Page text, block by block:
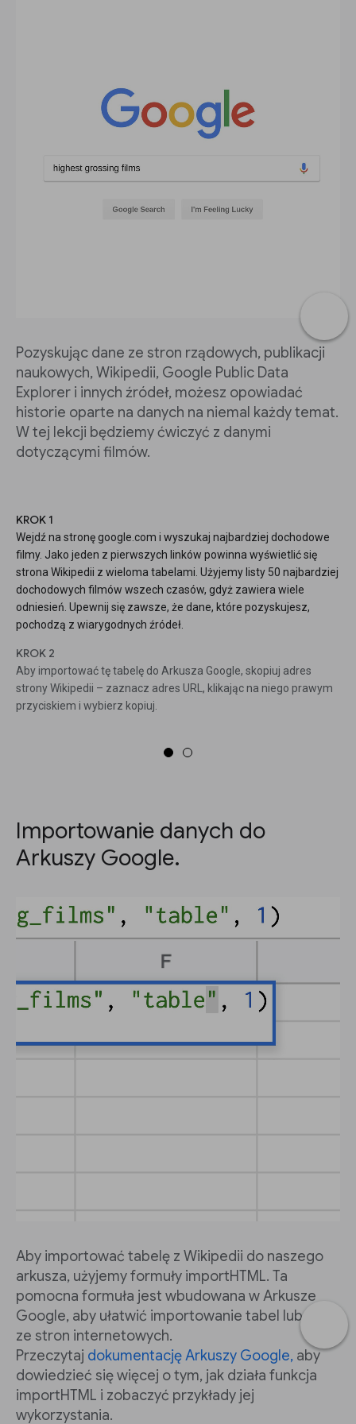
Pozyskując dane ze stron rządowych, publikacji
naukowych, Wikipedii, Google Public Data
Explorer i innych źródeł, możesz opowiadać
historie oparte na danych na niemal każdy temat.
W tej lekcji będziemy ćwiczyć z danymi
dotyczącymi filmów.
KROK 1
Wejdź na stronę google.com i wyszukaj najbardziej dochodowe
filmy. Jako jeden z pierwszych linków powinna wyświetlić się
strona Wikipedii z wieloma tabelami. Użyjemy listy 50 najbardziej
dochodowych filmów wszech czasów, gdyż zawiera wiele
odniesień. Upewnij się zawsze, że dane, które pozyskujesz,
pochodzą z wiarygodnych źródeł.
KROK 2
Aby importować tę tabelę do Arkusza Google, skopiuj adres
strony Wikipedii – zaznacz adres URL, klikając na niego prawym
przyciskiem i wybierz kopiuj.
Importowanie danych do
Arkuszy Google.
Aby importować tabelę z Wikipedii do naszego
arkusza, użyjemy formuły importHTML. Ta
pomocna formuła jest wbudowana w Arkusze
Google, aby ułatwić importowanie tabel lub list
ze stron internetowych.
Przeczytaj dokumentację Arkuszy Google, aby
dowiedzieć się więcej o tym, jak działa funkcja
importHTML i zobaczyć przykłady jej
wykorzystania.